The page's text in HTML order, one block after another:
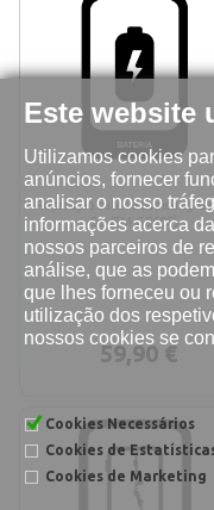
Este website
Utilizamos cookies
anúncios, fornecer
analisar o nosso
informações acerca
nossos parceiros de
análise, que as
que lhes forneceu ou
utilização dos
nossos cookies se
Cookies Necessários
Cookies de
Cookies de Marketing
Reparação bateria Samsung
S9 (SM-G960F)
59,90 €